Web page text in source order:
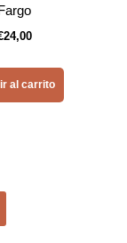
Fargo
24,00
al carrito